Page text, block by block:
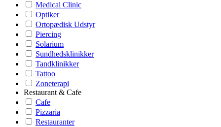
Medical Clinic
Optiker
Ortopædisk Udstyr
Piercing
Solarium
Sundhedsklinikker
Tandklinikker
Tattoo
Zoneterapi
Restaurant & Cafe
Cafe
Pizzaria
Restauranter